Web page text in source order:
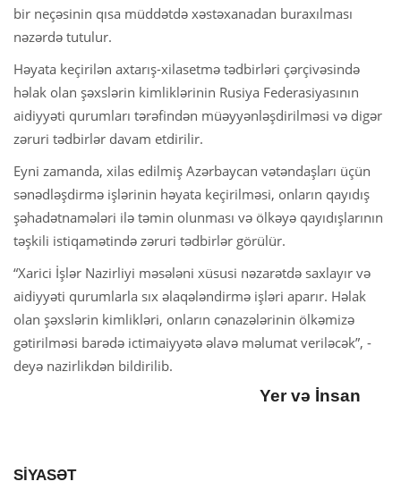
bir neçəsinin qısa müddətdə xəstəxanadan buraxılması
nəzərdə tutulur.
Həyata keçirilən axtarış-xilasetmə tədbirləri çərçivəsində
həlak olan şəxslərin kimliklərinin Rusiya Federasiyasının
aidiyyəti qurumları tərəfindən müəyyənləşdirilməsi və digər
zəruri tədbirlər davam etdirilir.
‎Eyni zamanda, xilas edilmiş Azərbaycan vətəndaşları üçün
sənədləşdirmə işlərinin həyata keçirilməsi, onların qayıdış
şəhadətnamələri ilə təmin olunması və ölkəyə qayıdışlarının
təşkili istiqamətində zəruri tədbirlər görülür.
“Xarici İşlər Nazirliyi məsələni xüsusi nəzarətdə saxlayır və
aidiyyəti qurumlarla sıx əlaqələndirmə işləri aparır. Həlak
olan şəxslərin kimlikləri, onların cənazələrinin ölkəmizə
gətirilməsi barədə ictimaiyyətə əlavə məlumat veriləcək”, -
deyə nazirlikdən bildirilib.
Yer və İnsan
SİYASƏT